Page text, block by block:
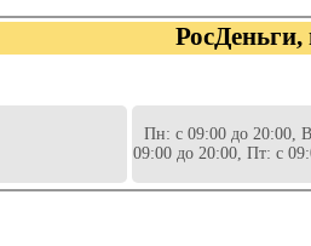
Пн: с 09:00 до 20:00,
09:00 до 20:00, Пт: с